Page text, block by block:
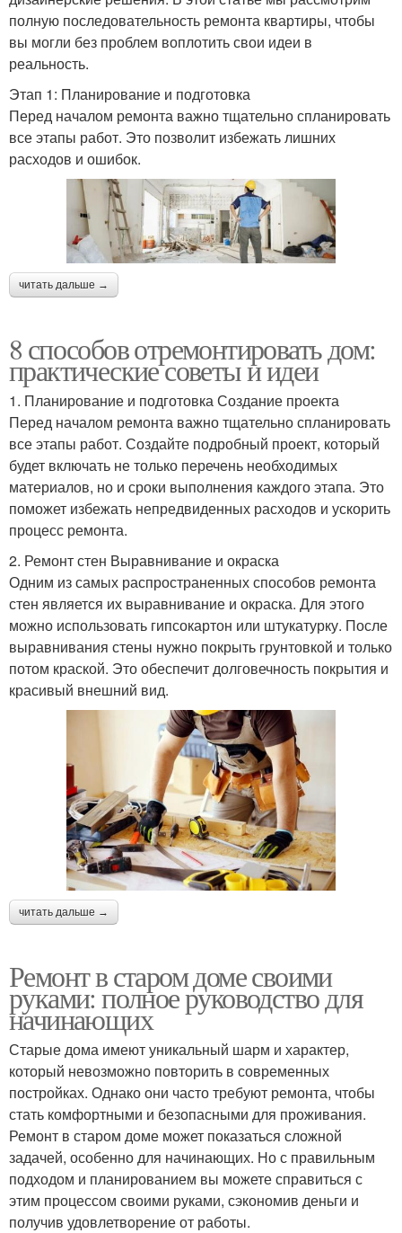
полную последовательность ремонта квартиры, чтобы
вы могли без проблем воплотить свои идеи в
реальность.
Этап 1: Планирование и подготовка
Перед началом ремонта важно тщательно спланировать
все этапы работ. Это позволит избежать лишних
расходов и ошибок.
читать дальше →
8 способов отремонтировать дом:
практические советы и идеи
1. Планирование и подготовка Создание проекта
Перед началом ремонта важно тщательно спланировать
все этапы работ. Создайте подробный проект, который
будет включать не только перечень необходимых
материалов, но и сроки выполнения каждого этапа. Это
поможет избежать непредвиденных расходов и ускорить
процесс ремонта.
2. Ремонт стен Выравнивание и окраска
Одним из самых распространенных способов ремонта
стен является их выравнивание и окраска. Для этого
можно использовать гипсокартон или штукатурку. После
выравнивания стены нужно покрыть грунтовкой и только
потом краской. Это обеспечит долговечность покрытия и
красивый внешний вид.
читать дальше →
Ремонт в старом доме своими
руками: полное руководство для
начинающих
Старые дома имеют уникальный шарм и характер,
который невозможно повторить в современных
постройках. Однако они часто требуют ремонта, чтобы
стать комфортными и безопасными для проживания.
Ремонт в старом доме может показаться сложной
задачей, особенно для начинающих. Но с правильным
подходом и планированием вы можете справиться с
этим процессом своими руками, сэкономив деньги и
получив удовлетворение от работы.